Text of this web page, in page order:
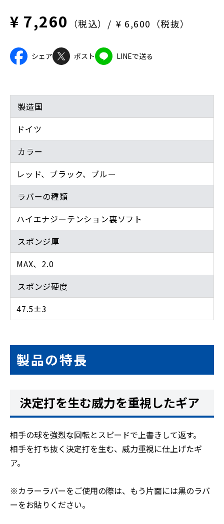
¥ 7,260 （税込） ¥ 6,600（税抜）
シェア ポスト LINEで送る
製造国
ドイツ
カラー
レッド、ブラック、ブルー
ラバーの種類
ハイエナジーテンション裏ソフト
スポンジ厚
MAX、2.0
スポンジ硬度
47.5±3
製品の特長
決定打を生む威力を重視したギア
相手の球を強烈な回転とスピードで上書きして返す。
相手を打ち抜く決定打を生む、威力重視に仕上げたギ
ア。
※カラーラバーをご使用の際は、もう片面には黒のラバ
ーをお貼りください。